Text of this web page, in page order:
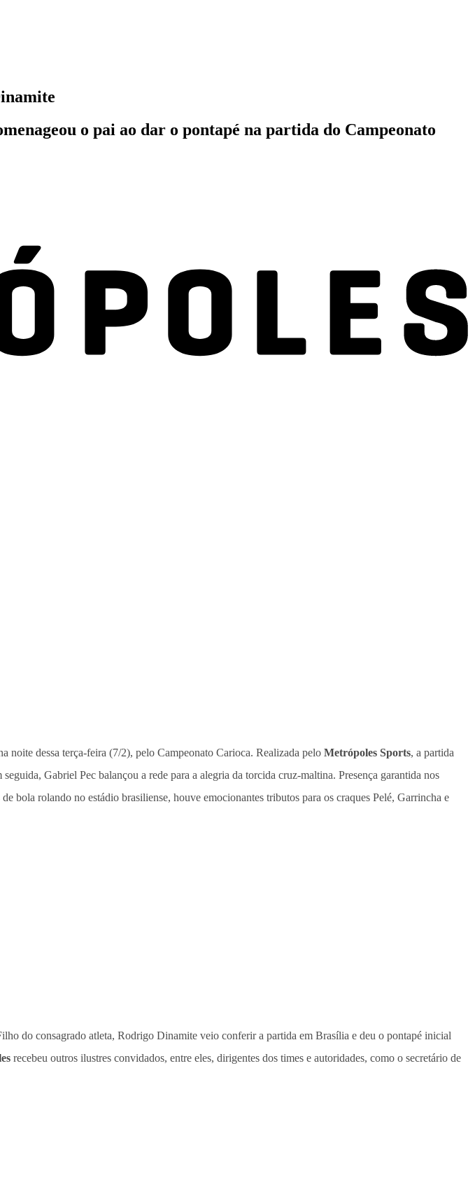
o pai ao dar o pontapé na partida do Campeonato
noite dessa terça-feira (7/2), pelo Campeonato Carioca. Realizada pelo Metrópoles Sports, a partida
seguida, Gabriel Pec balançou a rede para a alegria da torcida cruz-maltina. Presença garantida nos
bola rolando no estádio brasiliense, houve emocionantes tributos para os craques Pelé, Garrincha e
do consagrado atleta, Rodrigo Dinamite veio conferir a partida em Brasília e deu o pontapé inicial
recebeu outros ilustres convidados, entre eles, dirigentes dos times e autoridades, como o secretário de